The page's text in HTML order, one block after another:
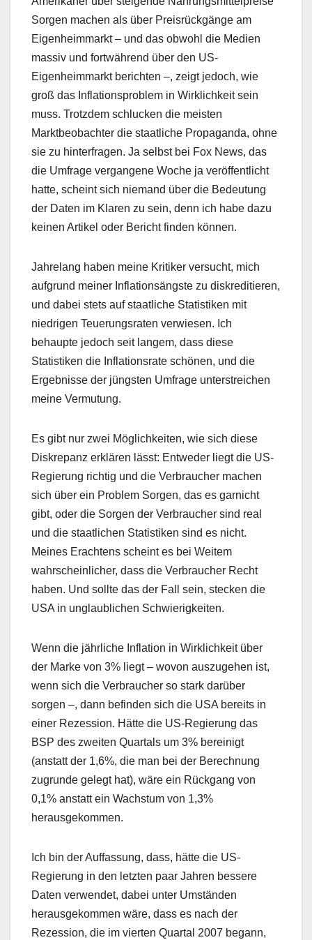
Sorgen machen als über Preisrückgänge am
Eigenheimmarkt – und das obwohl die Medien
massiv und fortwährend über den US-
Eigenheimmarkt berichten –, zeigt jedoch, wie
groß das Inflationsproblem in Wirklichkeit sein
muss. Trotzdem schlucken die meisten
Marktbeobachter die staatliche Propaganda, ohne
sie zu hinterfragen. Ja selbst bei Fox News, das
die Umfrage vergangene Woche ja veröffentlicht
hatte, scheint sich niemand über die Bedeutung
der Daten im Klaren zu sein, denn ich habe dazu
keinen Artikel oder Bericht finden können.
Jahrelang haben meine Kritiker versucht, mich
aufgrund meiner Inflationsängste zu diskreditieren,
und dabei stets auf staatliche Statistiken mit
niedrigen Teuerungsraten verwiesen. Ich
behaupte jedoch seit langem, dass diese
Statistiken die Inflationsrate schönen, und die
Ergebnisse der jüngsten Umfrage unterstreichen
meine Vermutung.
Es gibt nur zwei Möglichkeiten, wie sich diese
Diskrepanz erklären lässt: Entweder liegt die US-
Regierung richtig und die Verbraucher machen
sich über ein Problem Sorgen, das es garnicht
gibt, oder die Sorgen der Verbraucher sind real
und die staatlichen Statistiken sind es nicht.
Meines Erachtens scheint es bei Weitem
wahrscheinlicher, dass die Verbraucher Recht
haben. Und sollte das der Fall sein, stecken die
USA in unglaublichen Schwierigkeiten.
Wenn die jährliche Inflation in Wirklichkeit über
der Marke von 3% liegt – wovon auszugehen ist,
wenn sich die Verbraucher so stark darüber
sorgen –, dann befinden sich die USA bereits in
einer Rezession. Hätte die US-Regierung das
BSP des zweiten Quartals um 3% bereinigt
(anstatt der 1,6%, die man bei der Berechnung
zugrunde gelegt hat), wäre ein Rückgang von
0,1% anstatt ein Wachstum von 1,3%
herausgekommen.
Ich bin der Auffassung, dass, hätte die US-
Regierung in den letzten paar Jahren bessere
Daten verwendet, dabei unter Umständen
herausgekommen wäre, dass es nach der
Rezession, die im vierten Quartal 2007 begann,